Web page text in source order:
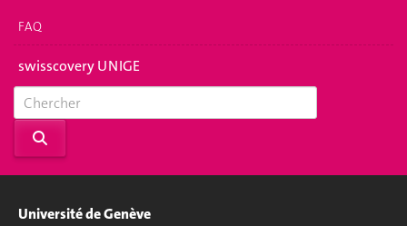
FAQ
swisscovery UNIGE
Université de Genève